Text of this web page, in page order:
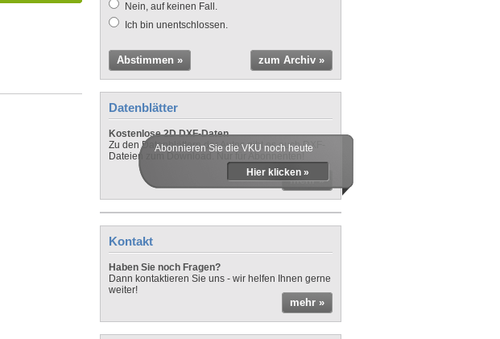
Nein, auf keinen Fall.
Ich bin unentschlossen.
Abstimmen » zum Archiv »
Datenblätter
Kostenlose 2D DXF-Daten
Zu den Datenblättern der Autos gibt es auch DXF-
Dateien zum Download. Nur für Abonnenten!
mehr »
Abonnieren Sie die VKU noch heute
Hier klicken »
Kontakt
Haben Sie noch Fragen?
Dann kontaktieren Sie uns - wir helfen Ihnen gerne
weiter!
mehr »